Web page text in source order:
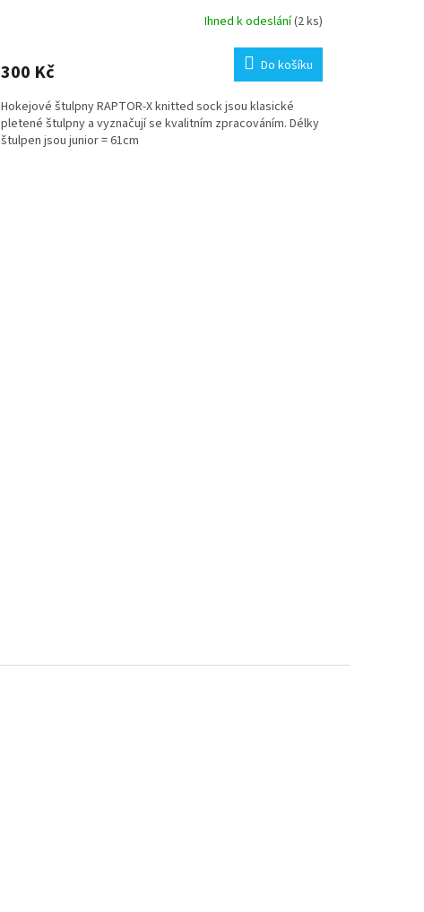
Ihned k odeslání(2 ks)
300 Kč Do košíku
Hokejové štulpny RAPTOR-X knitted sock jsou klasické
pletené štulpny a vyznačují se kvalitním zpracováním. Délky
štulpen jsou junior = 61cm